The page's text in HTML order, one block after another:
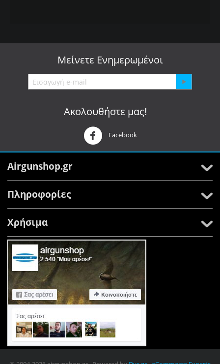
Μείνετε Ενημερωμένοι
Ακολουθήστε μας!
Facebook
Airgunshop.gr
Πληροφορίες
Χρήσιμα